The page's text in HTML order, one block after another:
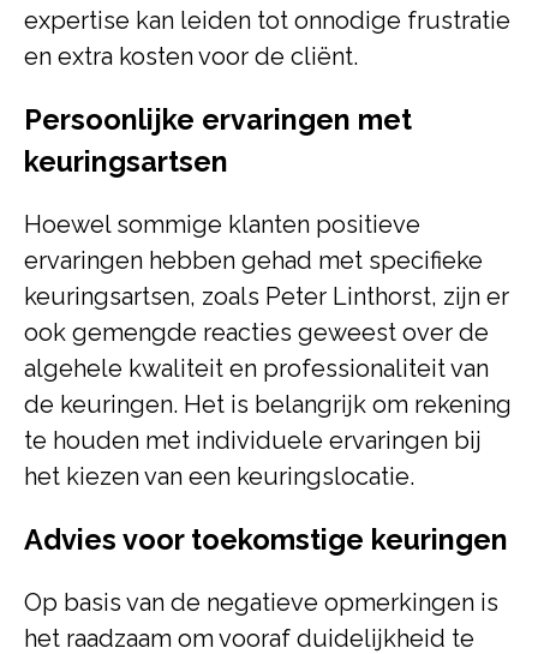
expertise kan leiden tot onnodige frustratie
en extra kosten voor de cliënt.
Persoonlijke ervaringen met
keuringsartsen
Hoewel sommige klanten positieve
ervaringen hebben gehad met specifieke
keuringsartsen, zoals Peter Linthorst, zijn er
ook gemengde reacties geweest over de
algehele kwaliteit en professionaliteit van
de keuringen. Het is belangrijk om rekening
te houden met individuele ervaringen bij
het kiezen van een keuringslocatie.
Advies voor toekomstige keuringen
Op basis van de negatieve opmerkingen is
het raadzaam om vooraf duidelijkheid te